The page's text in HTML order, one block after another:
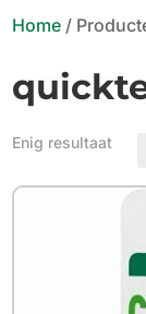
Home /
Enig resultaat